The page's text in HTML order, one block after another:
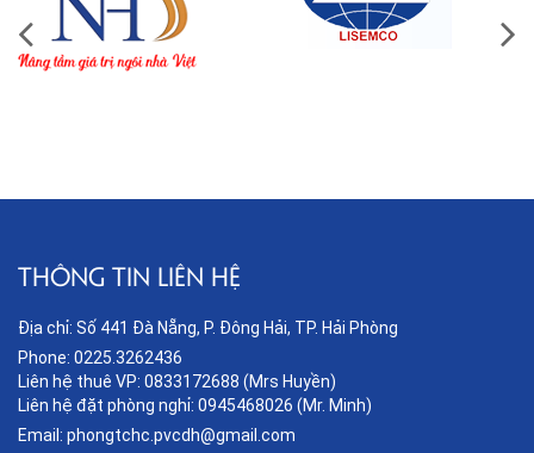
THÔNG TIN LIÊN HỆ
Địa chỉ: Số 441 Đà Nẵng, P. Đông Hải, TP. Hải Phòng
Phone: 0225.3262436
Liên hệ thuê VP: 0833172688 (Mrs Huyền)
Liên hệ đặt phòng nghỉ: 0945468026 (Mr. Minh)
Email: phongtchc.pvcdh@gmail.com